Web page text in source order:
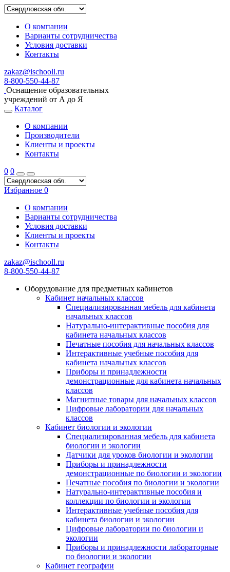
О компании
Варианты сотрудничества
Условия доставки
Контакты
zakaz@ischooll.ru
8-800-550-44-87
Оснащение образовательных
учреждений от А до Я
Каталог
О компании
Производители
Клиенты и проекты
Контакты
0 0
Избранное 0
О компании
Варианты сотрудничества
Условия доставки
Клиенты и проекты
Контакты
zakaz@ischooll.ru
8-800-550-44-87
Оборудование для предметных кабинетов
Кабинет начальных классов
Специализированная мебель для кабинета
начальных классов
Натурально-интерактивные пособия для
кабинета начальных классов
Печатные пособия для начальных классов
Интерактивные учебные пособия для
кабинета начальных классов
Приборы и принадлежности
демонстрационные для кабинета начальных
классов
Магнитные товары для начальных классов
Цифровые лаборатории для начальных
классов
Кабинет биологии и экологии
Специализированная мебель для кабинета
биологии и экологии
Датчики для уроков биологии и экологии
Приборы и принадлежности
демонстрационные по биологии и экологии
Печатные пособия по биологии и экологии
Натурально-интерактивные пособия и
коллекции по биологии и экологии
Интерактивные учебные пособия для
кабинета биологии и экологии
Цифровые лаборатории по биологии и
экологии
Приборы и принадлежности лабораторные
по биологии и экологии
Кабинет географии